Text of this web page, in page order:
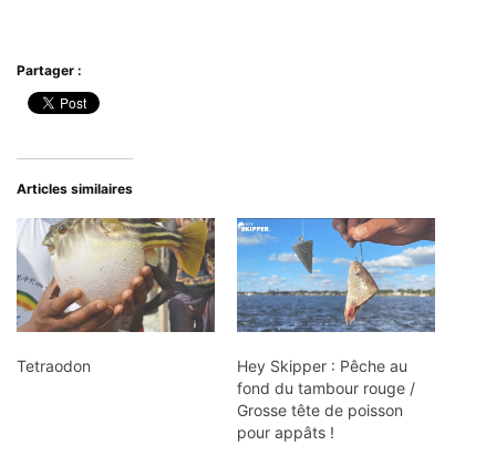
Partager :
Articles similaires
Tetraodon
Hey Skipper : Pêche au
fond du tambour rouge /
Grosse tête de poisson
pour appâts !